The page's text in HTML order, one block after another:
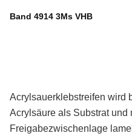
Band 4914 3Ms VHB
Acrylsauerklebstreifen wird
Acrylsäure als Substrat und
Freigabezwischenlage